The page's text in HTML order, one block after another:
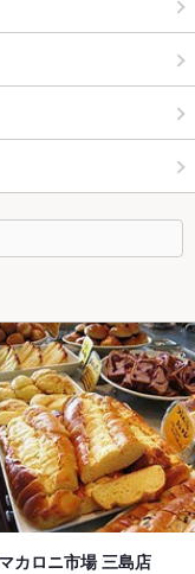
マカロニ市場 三島店